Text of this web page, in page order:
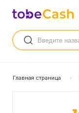
Главная страница